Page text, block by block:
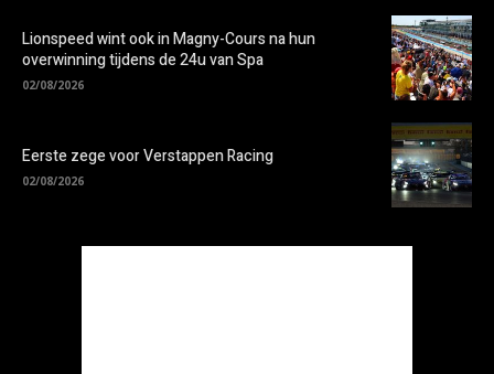
Lionspeed wint ook in Magny-Cours na hun
overwinning tijdens de 24u van Spa
02/08/2026
Eerste zege voor Verstappen Racing
02/08/2026